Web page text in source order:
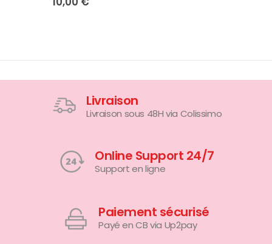
Livraison
Livraison sous 48H via Colissimo
Online Support 24/7
Support en ligne
Paiement sécurisé
Payé en CB via Up2pay